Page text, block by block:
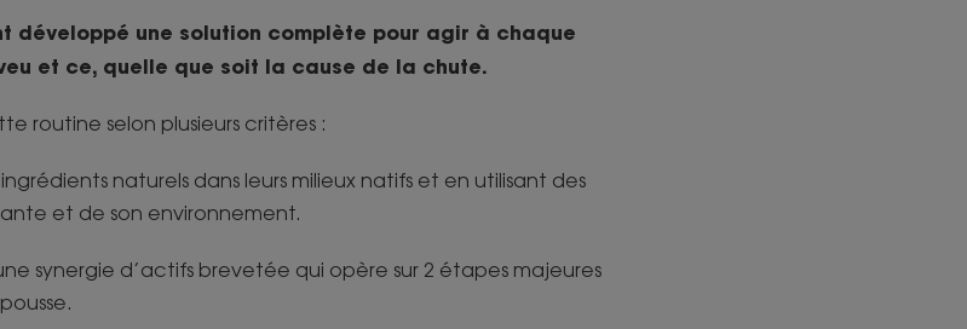
développé une solution complète pour agir à chaque
et ce, quelle que soit la cause de la chute.
routine selon plusieurs critères :
naturels dans leurs milieux natifs et en utilisant des
et de son environnement.
synergie d’actifs brevetée qui opère sur 2 étapes majeures